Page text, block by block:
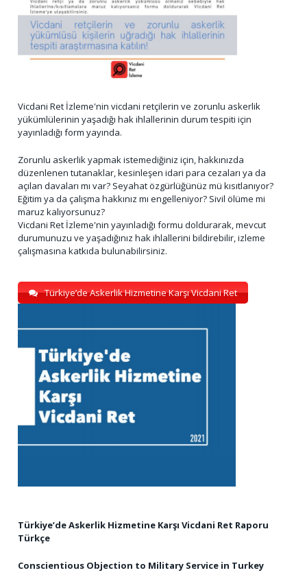
Vicdani Ret İzleme'nin vicdani retçilerin ve zorunlu askerlik
yükümlülerinin yaşadığı hak ihlallerinin durum tespiti için
yayınladığı form yayında.
Zorunlu askerlik yapmak istemediğiniz için, hakkınızda
düzenlenen tutanaklar, kesinleşen idari para cezaları ya da
açılan davaları mı var? Seyahat özgürlüğünüz mü kısıtlanıyor?
Eğitim ya da çalışma hakkınız mı engelleniyor? Sivil ölüme mi
maruz kalıyorsunuz?
Vicdani Ret İzleme'nin yayınladığı formu doldurarak, mevcut
durumunuzu ve yaşadığınız hak ihlallerini bildirebilir, izleme
çalışmasına katkıda bulunabilirsiniz.
Türkiye’de Askerlik Hizmetine Karşı Vicdani Ret
Türkiye’de Askerlik Hizmetine Karşı Vicdani Ret Raporu
Türkçe
Conscientious Objection to Military Service in Turkey